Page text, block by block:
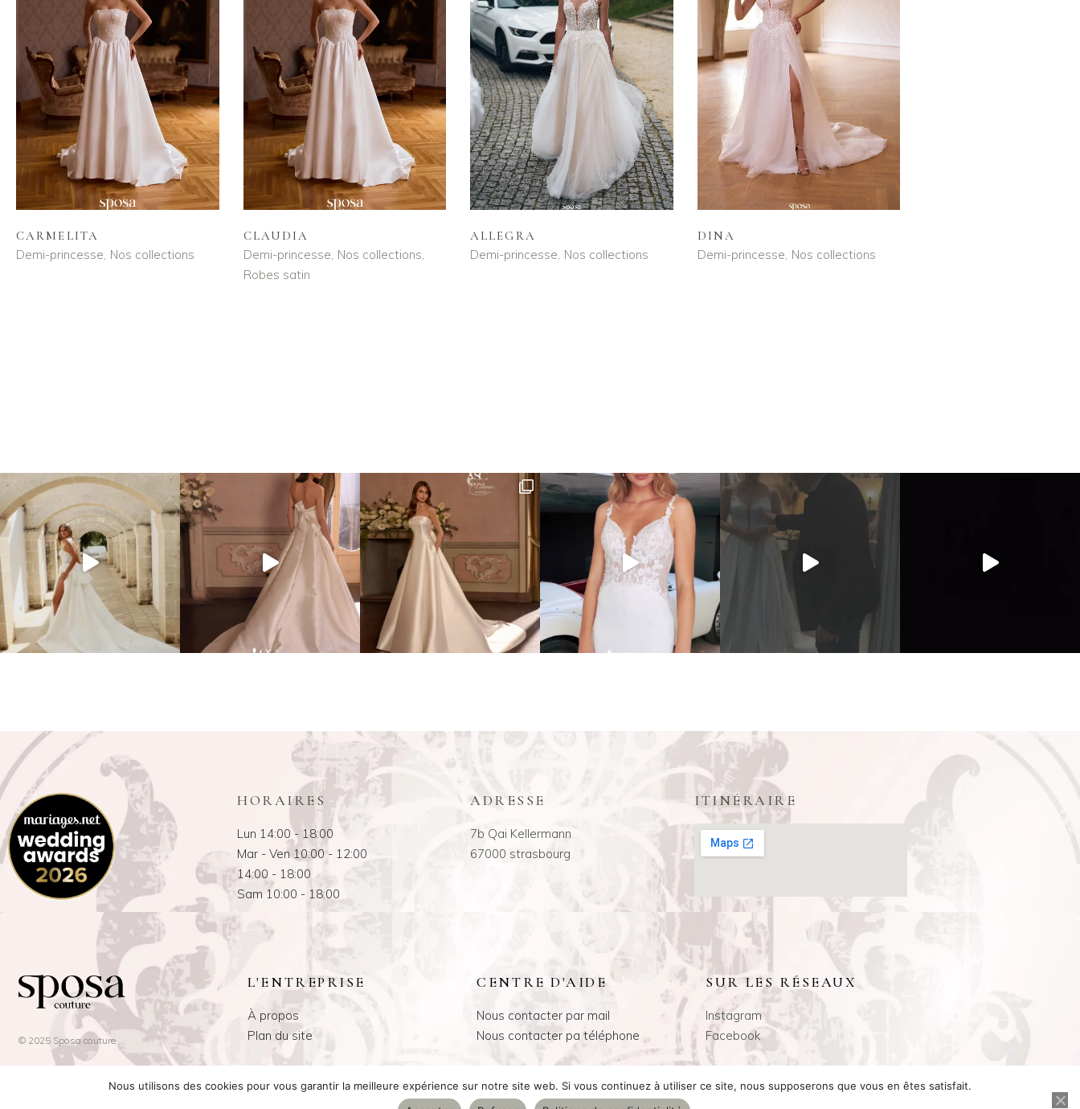
CARMELITA
Demi-princesse Nos collections
CLAUDIA
Demi-princesse Nos collections
Robes satin
ALLEGRA
Demi-princesse Nos collections
DINA
Demi-princesse Nos collections
HORAIRES
Lun 14:00 - 18:00
Mar - Ven 10:00 - 12:00
14:00 - 18:00
Sam 10:00 - 18:00
ADRESSE
7b Qai Kellermann
67000 strasbourg
ITINÉRAIRE
© 2025 Sposa couture
L'ENTREPRISE
À propos
Plan du site
CENTRE D'AIDE
Nous contacter par mail
Nous contacter pa téléphone
SUR LES RÉSEAUX
Instagram
Facebook
Nous utilisons des cookies pour vous garantir la meilleure expérience sur notre site web. Si vous continuez à utiliser ce site, nous supposerons que vous en êtes satisfait.